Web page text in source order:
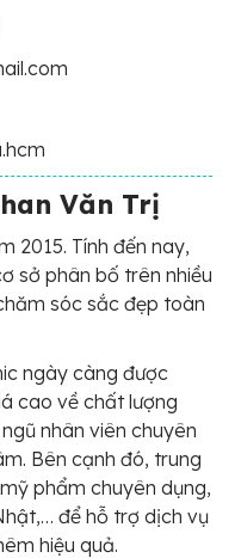
Văn Trị
2015. Tính đến nay,
sở phân bố trên nhiều
sóc sắc đẹp toàn
ngày càng được
cao về chất lượng
nhân viên chuyên
Bên cạnh đó, trung
phẩm chuyên dụng,
để hỗ trợ dịch vụ
hiệu quả.